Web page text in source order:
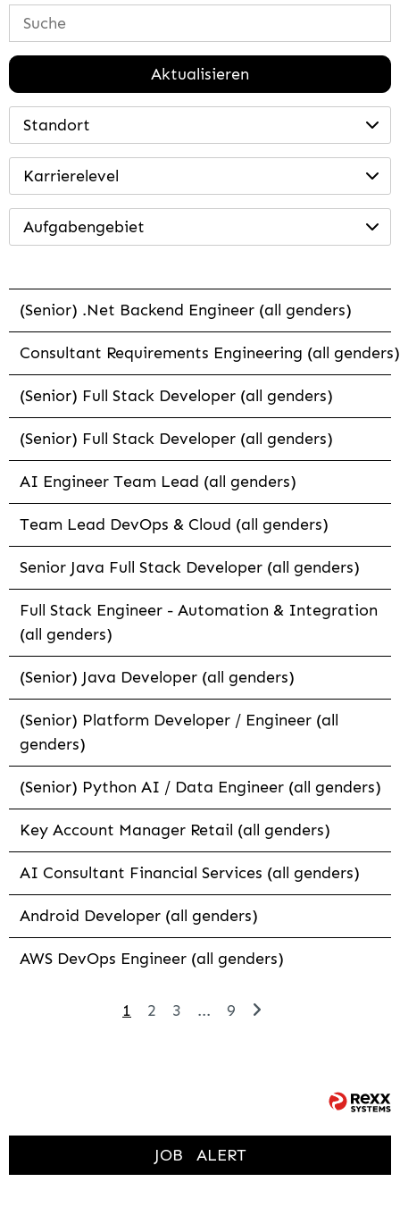
Aktualisieren
Standort
Karrierelevel
Aufgabengebiet
(Senior) .Net Backend Engineer (all genders)
Consultant Requirements Engineering (all genders)
(Senior) Full Stack Developer (all genders)
(Senior) Full Stack Developer (all genders)
AI Engineer Team Lead (all genders)
Team Lead DevOps & Cloud (all genders)
Senior Java Full Stack Developer (all genders)
Full Stack Engineer - Automation & Integration
(all genders)
(Senior) Java Developer (all genders)
(Senior) Platform Developer / Engineer (all
genders)
(Senior) Python AI / Data Engineer (all genders)
Key Account Manager Retail (all genders)
AI Consultant Financial Services (all genders)
Android Developer (all genders)
AWS DevOps Engineer (all genders)
1 2 3 ... 9
JOB ALERT